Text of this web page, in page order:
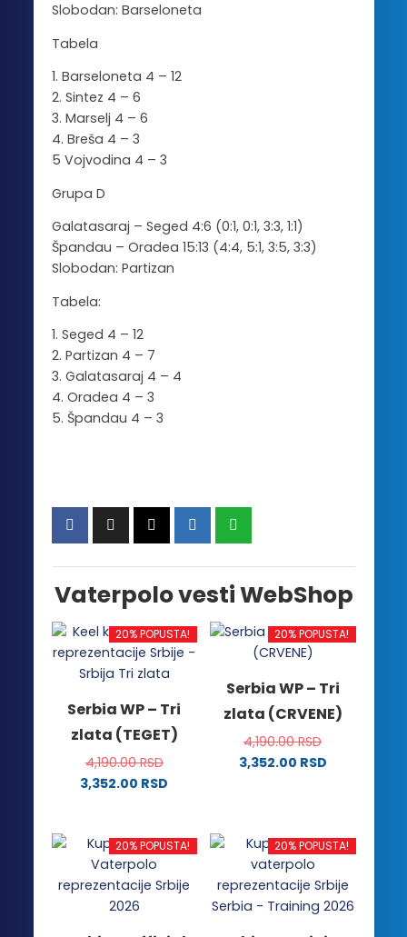
Slobodan: Barseloneta
Tabela
1. Barseloneta 4 – 12
2. Sintez 4 – 6
3. Marselj 4 – 6
4. Breša 4 – 3
5 Vojvodina 4 – 3
Grupa D
Galatasaraj – Seged 4:6 (0:1, 0:1, 3:3, 1:1)
Špandau – Oradea 15:13 (4:4, 5:1, 3:5, 3:3)
Slobodan: Partizan
Tabela:
1. Seged 4 – 12
2. Partizan 4 – 7
3. Galatasaraj 4 – 4
4. Oradea 4 – 3
5. Špandau 4 – 3
Vaterpolo vesti WebShop
20% POPUSTA!
Serbia WP – Tri
zlata (TEGET)
4,190.00RSD
3,352.00 RSD
ima
više
varijanti.
Opcije
20% POPUSTA!
Serbia WP – Tri
zlata (CRVENE)
4,190.00RSD
3,352.00 RSD
više
varijanti.
Opcije
mogu
20% POPUSTA! 20% POPUSTA!